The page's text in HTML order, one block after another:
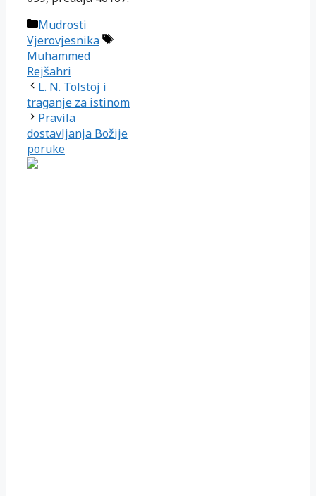
Kategorije
Mudrosti
Vjerovjesnika
Oznake
Muhammed
Rejšahri
L. N. Tolstoj i
traganje za istinom
Pravila
dostavljanja Božije
poruke